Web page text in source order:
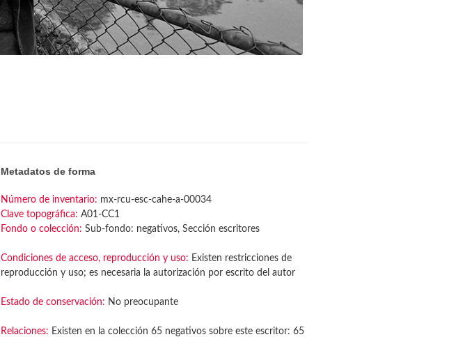
Metadatos de forma
Número de inventario: mx-rcu-esc-cahe-a-00034
Clave topográfica: A01-CC1
Fondo o colección: Sub-fondo: negativos, Sección escritores
Condiciones de acceso, reproducción y uso: Existen restricciones de
reproducción y uso; es necesaria la autorización por escrito del autor
Estado de conservación: No preocupante
Relaciones: Existen en la colección 65 negativos sobre este escritor: 65